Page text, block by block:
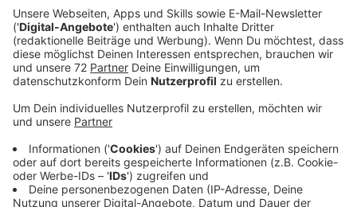
(24.08.2020) eine große Kontroll-Aktion.
Veröffentlicht:Freitag, 21.08.2020 08:07
Anzeige
Bei den Kontrollen der Beamten an Bahnhöfen und in
Zügen und Bussen sind immer wieder Atteste aus dem
Internet aufgetaucht. Fahrgäste versuchen damit, um
die Maske herumzukommen. Ein Arzt hatte das Attest